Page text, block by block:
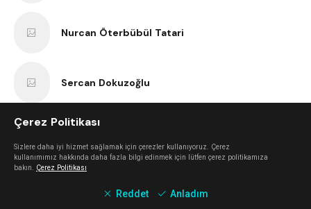
Nurcan Öterbübül Tatari
Sercan Dokuzoğlu
Çerez Politikası
Sizlere daha iyi hizmet sağlamak için çerezler kullanıyoruz. Çerez
kullanımımız hakkında daha fazla bilgi edinmek için lütfen çerez politikamıza
bakın. Çerez Politikası
Reddet Anladım